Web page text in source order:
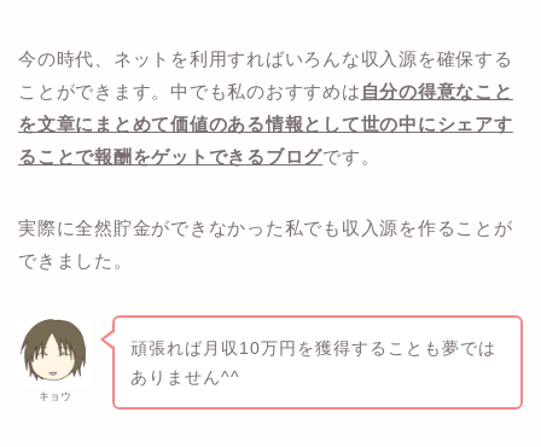
今の時代、ネットを利用すればいろんな収入源を確保する
ことができます。中でも私のおすすめは 自分の得意なこと
を文章にまとめて価値のある情報として世の中にシェアす
ることで報酬をゲットできるブログです。
実際に全然貯金ができなかった私でも収入源を作ることが
できました。
キョウ
頑張れば月収10万円を獲得することも夢では
ありません^^